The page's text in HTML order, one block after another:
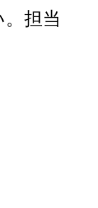
。担当